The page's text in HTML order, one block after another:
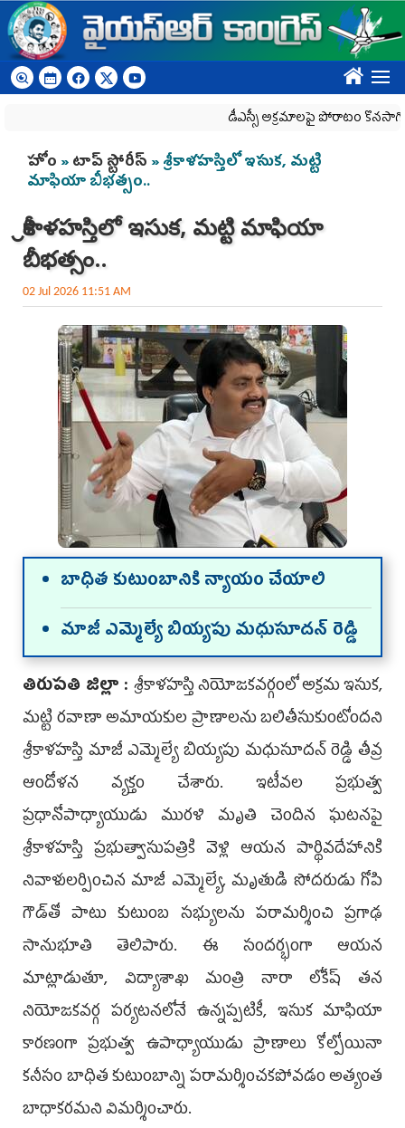
Skip to main content
????
డీఎస్సీ అక్రమాలపై పోరాటం కొనసాగింపు
You are here
హోం »టాప్ స్టోరీస్ » శ్రీకాళహస్తిలో ఇసుక, మట్టి
మాఫియా బీభత్సం..
శ్రీకాళహస్తిలో ఇసుక, మట్టి మాఫియా
బీభత్సం..
02 Jul 2026 11:51 AM
బాధిత కుటుంబానికి న్యాయం చేయాలి
మాజీ ఎమ్మెల్యే బియ్యపు మధుసూదన్ రెడ్డి
తిరుపతి జిల్లా : శ్రీకాళహస్తి నియోజకవర్గంలో అక్రమ ఇసుక,
మట్టి రవాణా అమాయకుల ప్రాణాలను బలితీసుకుంటోందని
శ్రీకాళహస్తి మాజీ ఎమ్మెల్యే బియ్యపు మధుసూదన్ రెడ్డి తీవ్ర
ఆందోళన వ్యక్తం చేశారు. ఇటీవల ప్రభుత్వ
ప్రధానోపాధ్యాయుడు మురళి మృతి చెందిన ఘటనపై
శ్రీకాళహస్తి ప్రభుత్వాసుపత్రికి వెళ్లి ఆయన పార్థివదేహానికి
నివాళులర్పించిన మాజీ ఎమ్మెల్యే, మృతుడి సోదరుడు గోపి
గౌడ్‌తో పాటు కుటుంబ సభ్యులను పరామర్శించి ప్రగాఢ
సానుభూతి తెలిపారు. ఈ సందర్భంగా ఆయన
మాట్లాడుతూ, విద్యాశాఖ మంత్రి నారా లోకేష్ తన
నియోజకవర్గ పర్యటనలోనే ఉన్నప్పటికీ, ఇసుక మాఫియా
కారణంగా ప్రభుత్వ ఉపాధ్యాయుడు ప్రాణాలు కోల్పోయినా
కనీసం బాధిత కుటుంబాన్ని పరామర్శించకపోవడం అత్యంత
బాధాకరమని విమర్శించారు.